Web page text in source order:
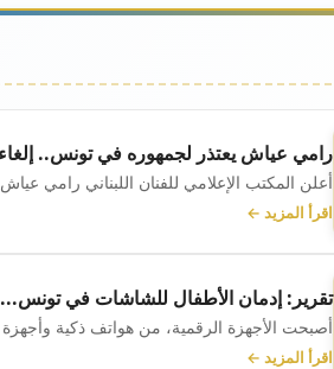
رامي عياش يعتذر لجمهوره في تونس..
أعلن المكتب الإعلامي للفنان اللبناني رامي
اقرأ المزيد ←
تقرير: إدمان الأطفال للشاشات في
أصبحت الأجهزة الرقمية، من هواتف ذكية
اقرأ المزيد ←